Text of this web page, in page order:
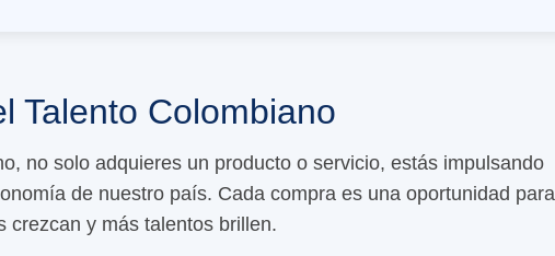
Colombiano
no solo adquieres un producto o servicio, estás impulsando
de nuestro país. Cada compra es una oportunidad para
crezcan y más talentos brillen.